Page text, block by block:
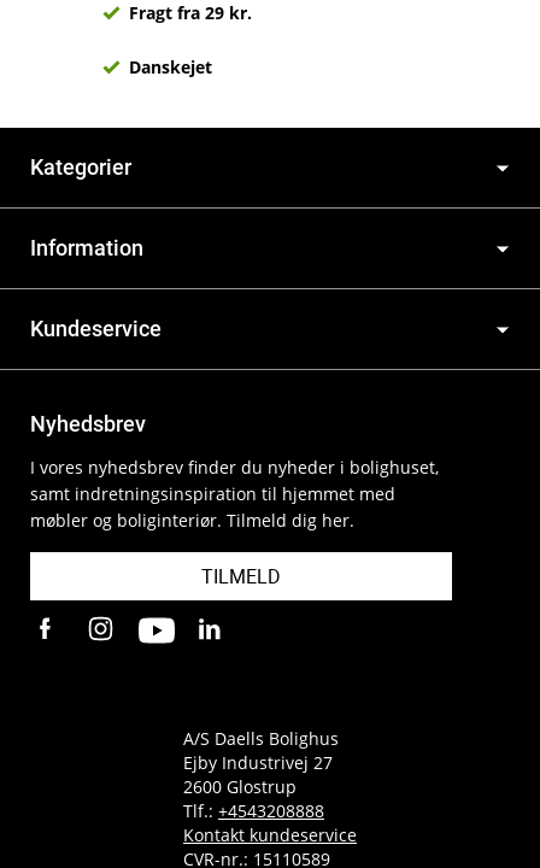
Fragt fra 29 kr.
Danskejet
Kategorier
Information
Kundeservice
Nyhedsbrev
I vores nyhedsbrev finder du nyheder i bolighuset,
samt indretningsinspiration til hjemmet med
møbler og boliginteriør. Tilmeld dig her.
TILMELD
A/S Daells Bolighus
Ejby Industrivej 27
2600 Glostrup
Tlf.: +4543208888
Kontakt kundeservice
CVR-nr.: 15110589